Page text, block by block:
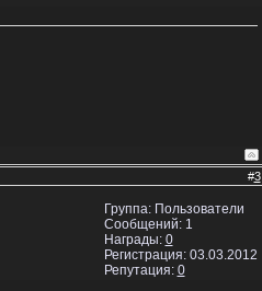
#3
Группа: Пользователи
Сообщений: 1
Награды: 0
Регистрация: 03.03.2012
Репутация: 0